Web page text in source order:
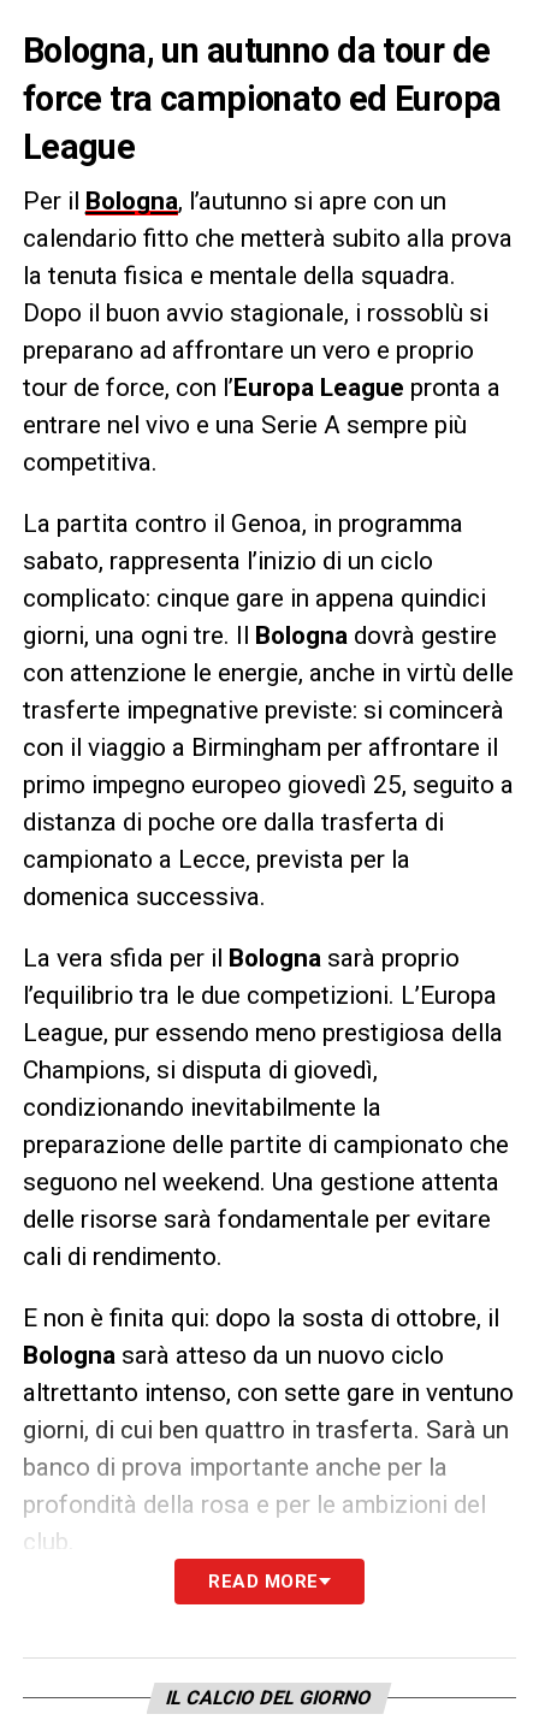
Bologna, un autunno da tour de
force tra campionato ed Europa
League
Per il Bologna, l’autunno si apre con un
calendario fitto che metterà subito alla prova
la tenuta fisica e mentale della squadra.
Dopo il buon avvio stagionale, i rossoblù si
preparano ad affrontare un vero e proprio
tour de force, con l’Europa League pronta a
entrare nel vivo e una Serie A sempre più
competitiva.
La partita contro il Genoa, in programma
sabato, rappresenta l’inizio di un ciclo
complicato: cinque gare in appena quindici
giorni, una ogni tre. Il Bologna dovrà gestire
con attenzione le energie, anche in virtù delle
trasferte impegnative previste: si comincerà
con il viaggio a Birmingham per affrontare il
primo impegno europeo giovedì 25, seguito a
distanza di poche ore dalla trasferta di
campionato a Lecce, prevista per la
domenica successiva.
La vera sfida per il Bologna sarà proprio
l’equilibrio tra le due competizioni. L’Europa
League, pur essendo meno prestigiosa della
Champions, si disputa di giovedì,
condizionando inevitabilmente la
preparazione delle partite di campionato che
seguono nel weekend. Una gestione attenta
delle risorse sarà fondamentale per evitare
cali di rendimento.
E non è finita qui: dopo la sosta di ottobre, il
Bologna sarà atteso da un nuovo ciclo
altrettanto intenso, con sette gare in ventuno
giorni, di cui ben quattro in trasferta. Sarà un
banco di prova importante anche per la
profondità della rosa e per le ambizioni del
club.
Corriere di Bolognasottolinea come già
vissuto un periodo simile tra settembre e
inizio novembre, chiudendo con quattro
READ MORE
IL CALCIO DEL GIORNO